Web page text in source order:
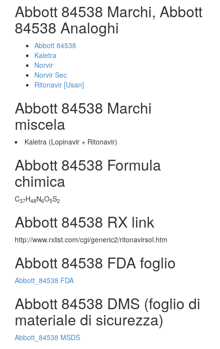
Abbott 84538 Marchi, Abbott
84538 Analoghi
Abbott 84538
Kaletra
Norvir
Norvir Sec
Ritonavir [Usan]
Abbott 84538 Marchi
miscela
Kaletra (Lopinavir + Ritonavir)
Abbott 84538 Formula
chimica
C37H48N6O5S2
Abbott 84538 RX link
http://www.rxlist.com/cgi/generic2/ritonavirsol.htm
Abbott 84538 FDA foglio
Abbott_84538 FDA
Abbott 84538 DMS (foglio di
materiale di sicurezza)
Abbott_84538 MSDS